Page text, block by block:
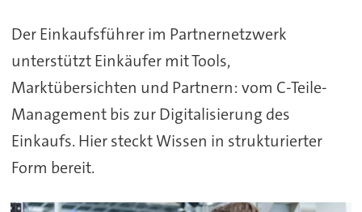
Der Einkaufsführer im Partnernetzwerk
unterstützt Einkäufer mit Tools,
Marktübersichten und Partnern: vom C-Teile-
Management bis zur Digitalisierung des
Einkaufs. Hier steckt Wissen in strukturierter
Form bereit.